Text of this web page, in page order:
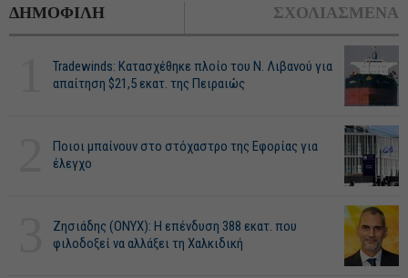
ΔΗΜΟΦΙΛΗ ΣΧΟΛΙΑΣΜΕΝΑ
Tradewinds: Κατασχέθηκε πλοίο του Ν. Λιβανού για
απαίτηση $21,5 εκατ. της Πειραιώς
Ποιοι μπαίνουν στο στόχαστρο της Εφορίας για
έλεγχο
Ζησιάδης (ONYX): Η επένδυση 388 εκατ. που
φιλοδοξεί να αλλάξει τη Χαλκιδική